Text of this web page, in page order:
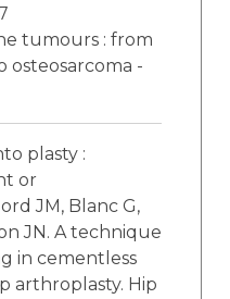
tumours : from
osteosarcoma -
or
JN. A technique
arthroplasty. Hip